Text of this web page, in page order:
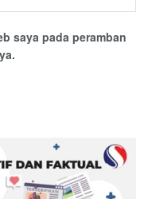
saya pada peramban